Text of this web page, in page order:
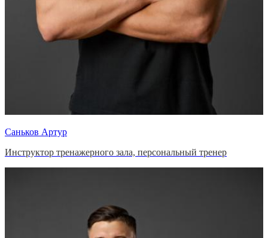
Саньков Артур
Инструктор тренажерного зала, персональный тренер